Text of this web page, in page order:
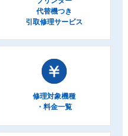
代替機つき
引取修理サービス
修理対象機種
・料金一覧